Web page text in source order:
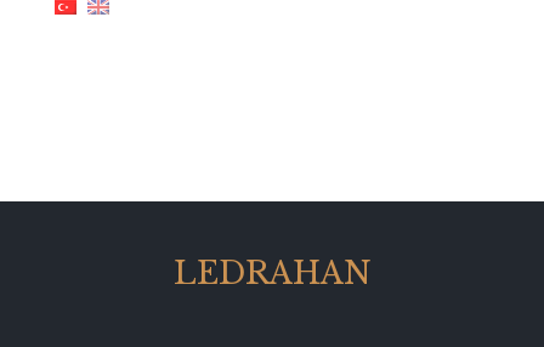
LEDRAHAN